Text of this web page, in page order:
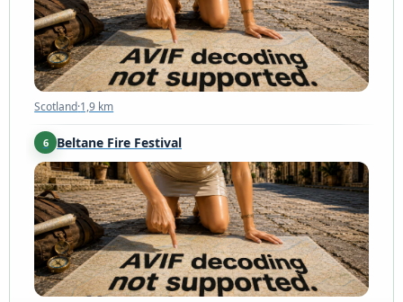
Scotland·1,9 km
6 Beltane Fire Festival
Scotland·1,9 km